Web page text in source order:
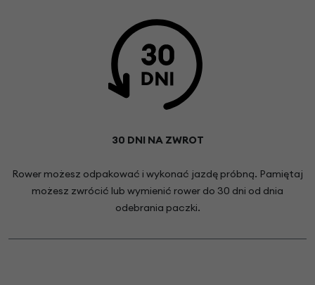
30 DNI NA ZWROT
Rower możesz odpakować i wykonać jazdę próbną. Pamiętaj
możesz zwrócić lub wymienić rower do 30 dni od dnia
odebrania paczki.